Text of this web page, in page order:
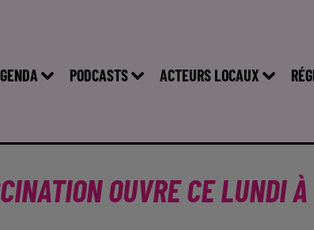
PODCASTS ACTEURS LOCAUX
OUVRE CE LUNDI À